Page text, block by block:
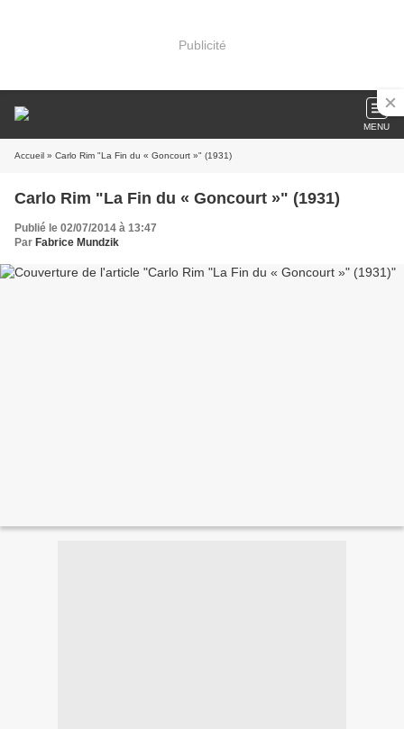
Publicité
MENU
Accueil » Carlo Rim "La Fin du « Goncourt »" (1931)
Carlo Rim "La Fin du « Goncourt »" (1931)
Publié le 02/07/2014 à 13:47
Par Fabrice Mundzik